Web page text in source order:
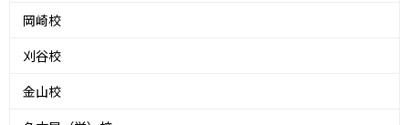
岡崎校
刈谷校
金山校